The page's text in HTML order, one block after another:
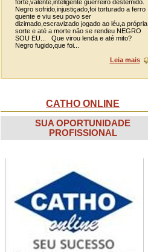
forte,valente,inteligente guerreiro destemido.
Negro sofrido,injustiçado,foi torturado a ferro
quente e viu seu povo ser
dizimado,escravizado jogado ao léu,a própria
sorte e até a morte não se rendeu NEGRO
SOU EU... Que virou lenda e até mito?
Negro fugido,que foi...
Leia mais
CATHO ONLINE
SUA OPORTUNIDADE
PROFISSIONAL